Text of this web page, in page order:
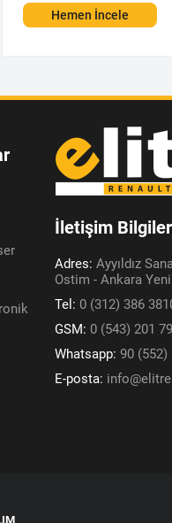
Hemen İncele
İletişim
Adres: Ayyıldız
Ostim - Ankara
Tel: 0 (312) 386
GSM: 0 (543) 201
Whatsapp: 90 (552)
E-posta: